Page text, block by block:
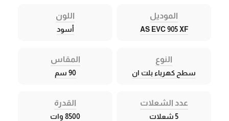
الموديل
AS EVC 905 XF
اللون
أسود
النوع
سطح كهرباء بلت ان
المقاس
90 سم
عدد الشعلات
5 شعلات
القدرة
8500 وات